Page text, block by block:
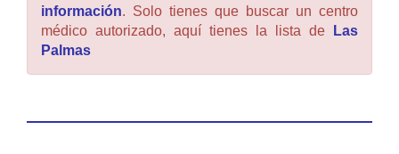
información. Solo tienes que buscar un centro
médico autorizado, aquí tienes la lista de
Las
Palmas